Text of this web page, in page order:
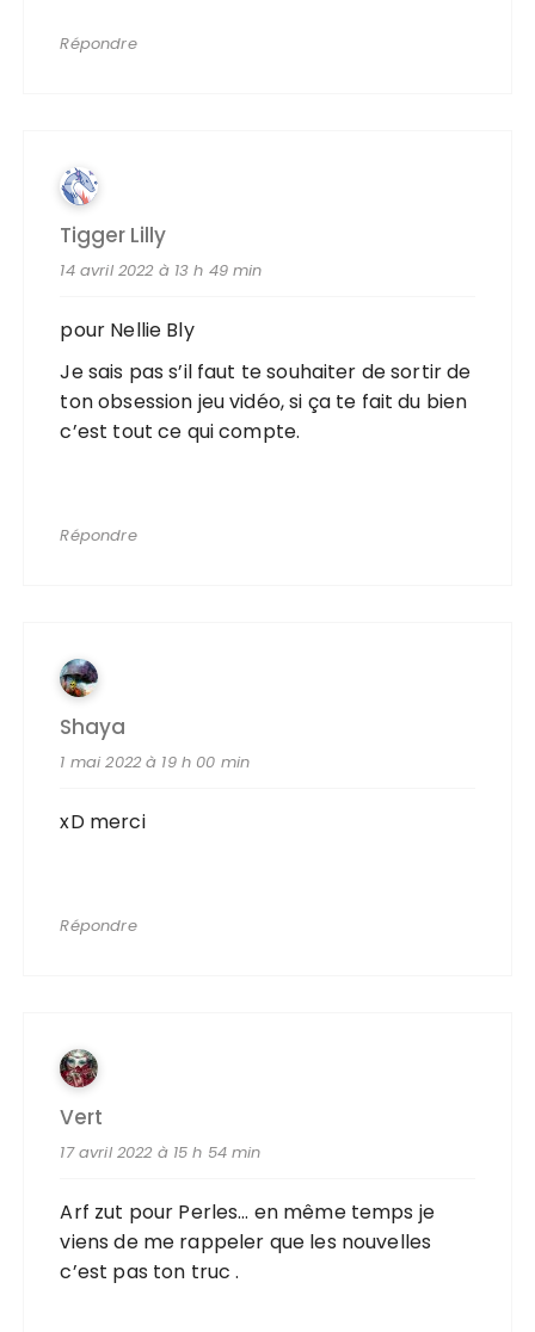
Répondre
Tigger Lilly
14 avril 2022 à 13 h 49 min
pour Nellie Bly
Je sais pas s’il faut te souhaiter de sortir de
ton obsession jeu vidéo, si ça te fait du bien
c’est tout ce qui compte.
Répondre
Shaya
1 mai 2022 à 19 h 00 min
xD merci
Répondre
Vert
17 avril 2022 à 15 h 54 min
Arf zut pour Perles… en même temps je
viens de me rappeler que les nouvelles
c’est pas ton truc .